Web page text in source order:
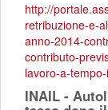
http://
retribuzione-e-
anno-2014-
contributo-
lavoro-a-
INAIL -